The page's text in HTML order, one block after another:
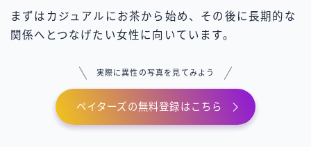
まずはカジュアルにお茶から始め、その後に長期的な
関係へとつなげたい女性に向いています。
実際に異性の写真を見てみよう
ペイターズの無料登録はこちら